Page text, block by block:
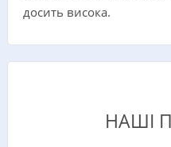
досить висока.
НАШІ